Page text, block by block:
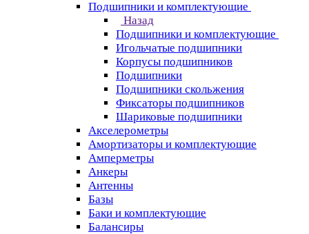
Подшипники и комплектующие
Назад
Подшипники и комплектующие
Игольчатые подшипники
Корпусы подшипников
Подшипники
Подшипники скольжения
Фиксаторы подшипников
Шариковые подшипники
Акселерометры
Амортизаторы и комплектующие
Амперметры
Анкеры
Антенны
Базы
Баки и комплектующие
Балансиры